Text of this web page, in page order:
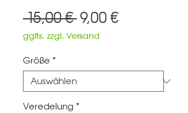
15,00 € Standardpreis
9,00 €Sale-
ggfls. zzgl. Versand
Größe *
Veredelung *